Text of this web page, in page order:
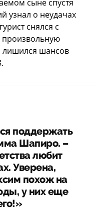
сыне спустя
узнал о неудачах
снялся с
произвольную
лишился шансов
поддержать
Шапиро. –
любит
Уверена,
похож на
у них еще